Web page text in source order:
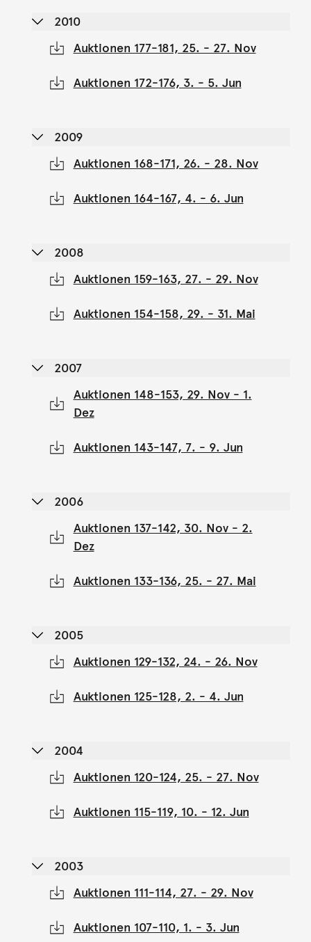
2010
Auktionen 177-181, 25. - 27. Nov
Auktionen 172-176, 3. - 5. Jun
2009
Auktionen 168-171, 26. - 28. Nov
Auktionen 164-167, 4. - 6. Jun
2008
Auktionen 159-163, 27. - 29. Nov
Auktionen 154-158, 29. - 31. Mai
2007
Auktionen 148-153, 29. Nov - 1.
Dez
Auktionen 143-147, 7. - 9. Jun
2006
Auktionen 137-142, 30. Nov - 2.
Dez
Auktionen 133-136, 25. - 27. Mai
2005
Auktionen 129-132, 24. - 26. Nov
Auktionen 125-128, 2. - 4. Jun
2004
Auktionen 120-124, 25. - 27. Nov
Auktionen 115-119, 10. - 12. Jun
2003
Auktionen 111-114, 27. - 29. Nov
Auktionen 107-110, 1. - 3. Jun